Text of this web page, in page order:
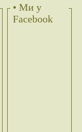
• Ми у
Facebook